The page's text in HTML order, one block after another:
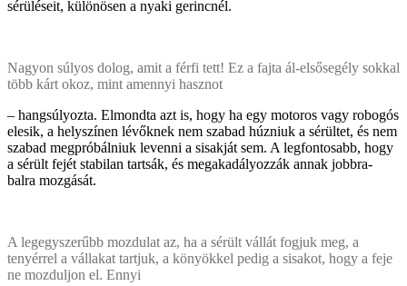
sérüléseit, különösen a nyaki gerincnél.
Nagyon súlyos dolog, amit a férfi tett! Ez a fajta ál-elsősegély sokkal
több kárt okoz, mint amennyi hasznot
– hangsúlyozta. Elmondta azt is, hogy ha egy motoros vagy robogós
elesik, a helyszínen lévőknek nem szabad húzniuk a sérültet, és nem
szabad megpróbálniuk levenni a sisakját sem. A legfontosabb, hogy
a sérült fejét stabilan tartsák, és megakadályozzák annak jobbra-
balra mozgását.
A legegyszerűbb mozdulat az, ha a sérült vállát fogjuk meg, a
tenyérrel a vállakat tartjuk, a könyökkel pedig a sisakot, hogy a feje
ne mozduljon el. Ennyi